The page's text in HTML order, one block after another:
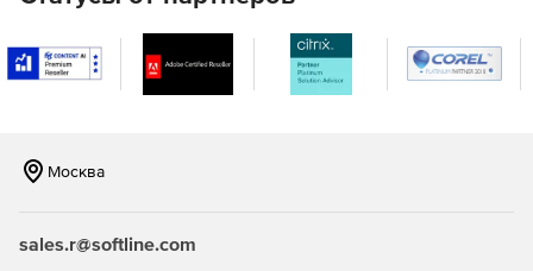
Москва
sales.r@softline.com